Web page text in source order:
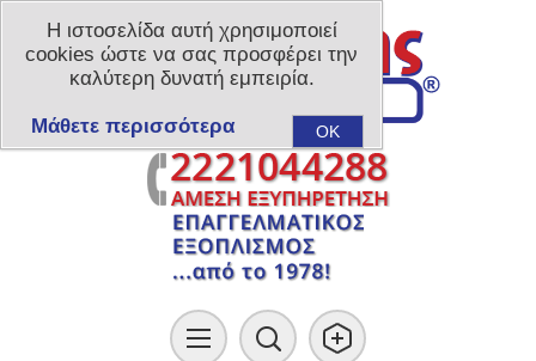
Η ιστοσελίδα αυτή χρησιμοποιεί
cookies ώστε να σας προσφέρει την
καλύτερη δυνατή εμπειρία.
OK
Μάθετε περισσότερα